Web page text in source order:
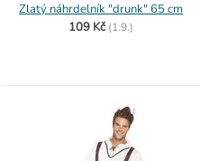
Zlatý náhrdelník "drunk" 65 cm
109 Kč (1.9.)